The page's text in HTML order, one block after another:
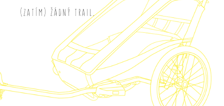
(zatím) žádný trail.